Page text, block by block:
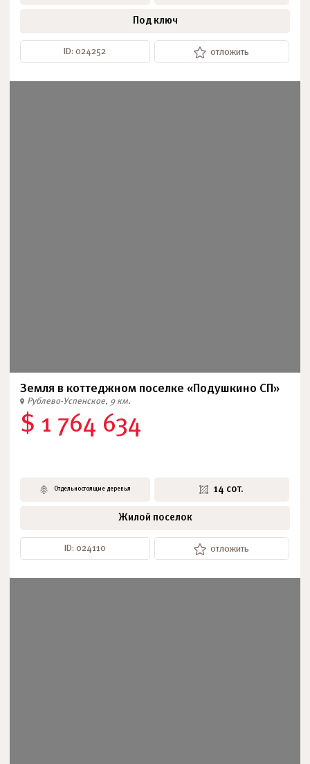
Под ключ
ID: 024252 отложить
Земля в коттеджном поселке «Подушкино СП»
Рублево-Успенское, 9 км.
$ 1 764 634
Отдельностоящие деревья 14 сот.
Жилой поселок
ID: 024110 отложить